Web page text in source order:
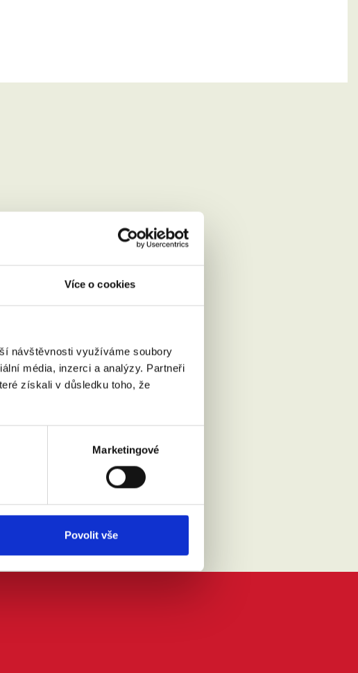
Více o cookies
návštěvnosti využíváme soubory
média, inzerci a analýzy. Partneři
získali v důsledku toho, že
Marketingové
Povolit vše
Sb.